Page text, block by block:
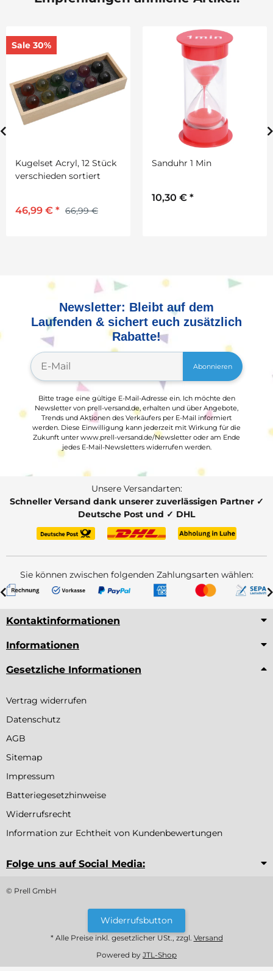
Sale 30%
Kugelset Acryl, 12 Stück
verschieden sortiert
46,99 € * 66,99 €
Sanduhr 1 Min
10,30 € *
Newsletter: Bleibt auf dem
Laufenden & sichert euch zusätzlich
Rabatte!
Abonnieren
Bitte trage eine gültige E-Mail-Adresse ein. Ich möchte den
Newsletter von prell-versand.de, erhalten und über Angebote,
Trends und Aktionen des Verkäufers per E-Mail informiert
werden. Diese Einwilligung kann jederzeit mit Wirkung für die
Zukunft unter www.prell-versand.de/Newsletter oder am Ende
jedes E-Mail-Newsletters widerrufen werden.
Unsere Versandarten:
Schneller Versand dank unserer zuverlässigen Partner ✓
Deutsche Post und ✓ DHL
Sie können zwischen folgenden Zahlungsarten wählen:
Kontaktinformationen
Informationen
Gesetzliche Informationen
Vertrag widerrufen
Datenschutz
AGB
Sitemap
Impressum
Batteriegesetzhinweise
Widerrufsrecht
Information zur Echtheit von Kundenbewertungen
Folge uns auf Social Media:
© Prell GmbH
Widerrufsbutton
* Alle Preise inkl. gesetzlicher USt., zzgl. Versand
Powered by JTL-Shop